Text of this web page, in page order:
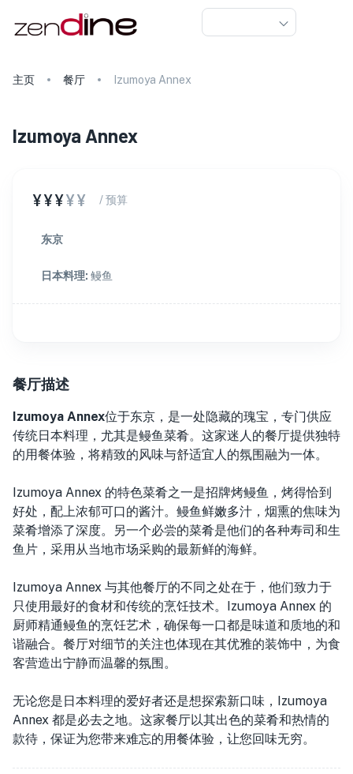
主页 餐厅 Izumoya Annex
Izumoya Annex
¥¥¥¥¥ / 预算
东京
日本料理: 鳗鱼
餐厅描述
Izumoya Annex位于东京， 是一处隐藏的瑰宝，专门供应
传统日本料理，尤其是鳗鱼菜肴。这家迷人的餐厅提供独特
的用餐体验，将精致的风味与舒适宜人的氛围融为一体。
Izumoya Annex 的特色菜肴之一是招牌烤鳗鱼，烤得恰到
好处，配上浓郁可口的酱汁。鳗鱼鲜嫩多汁，烟熏的焦味为
菜肴增添了深度。另一个必尝的菜肴是他们的各种寿司和生
鱼片，采用从当地市场采购的最新鲜的海鲜。
Izumoya Annex 与其他餐厅的不同之处在于，他们致力于
只使用最好的食材和传统的烹饪技术。Izumoya Annex 的
厨师精通鳗鱼的烹饪艺术，确保每一口都是味道和质地的和
谐融合。餐厅对细节的关注也体现在其优雅的装饰中，为食
客营造出宁静而温馨的氛围。
无论您是日本料理的爱好者还是想探索新口味，Izumoya
Annex 都是必去之地。这家餐厅以其出色的菜肴和热情的
款待，保证为您带来难忘的用餐体验，让您回味无穷。